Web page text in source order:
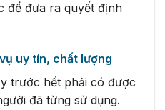
để đưa ra quyết định
uy tín, chất lượng
trước hết phải có được
đã từng sử dụng.